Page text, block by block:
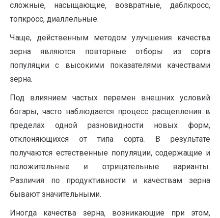
сложные, насыщающие, возвратные, даблкросс,
топкросс, диаллельные.
Чаще, действенным методом улучшения качества
зерна являются повторные отборы из сорта
популяции с высокими показателями качествами
зерна.
Под влиянием частых перемен внешних условий
богары, часто наблюдается процесс расщепления в
пределах одной разновидности новых форм,
отклоняющихся от типа сорта. В результате
получаются естественные популяции, содержащие и
положительные и отрицательные варианты.
Различия по продуктивности и качествам зерна
бывают значительными.
Иногда качества зерна, возникающие при этом,